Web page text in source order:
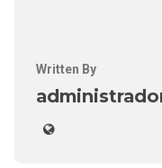
Written By